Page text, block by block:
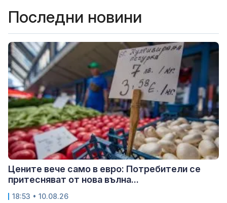
Последни новини
Цените вече само в евро: Потребители се
притесняват от нова вълна...
18:53 • 10.08.26